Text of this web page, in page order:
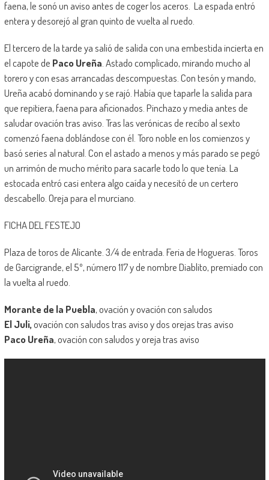
faena, le sonó un aviso antes de coger los aceros. La espada entró
entera y desorejó al gran quinto de vuelta al ruedo.
El tercero de la tarde ya salió de salida con una embestida incierta en
el capote de Paco Ureña . Astado complicado, mirando mucho al
torero y con esas arrancadas descompuestas. Con tesón y mando,
Ureña acabó dominando y se rajó. Había que taparle la salida para
que repitiera, faena para aficionados. Pinchazo y media antes de
saludar ovación tras aviso. Tras las verónicas de recibo al sexto
comenzó faena doblándose con él. Toro noble en los comienzos y
basó series al natural. Con el astado a menos y más parado se pegó
un arrimón de mucho mérito para sacarle todo lo que tenía. La
estocada entró casi entera algo caída y necesitó de un certero
descabello. Oreja para el murciano.
FICHA DEL FESTEJO
Plaza de toros de Alicante. 3/4 de entrada. Feria de Hogueras. Toros
de Garcigrande, el 5º, número 117 y de nombre Diablito, premiado con
la vuelta al ruedo.
Morante de la Puebla, ovación y ovación con saludos
El Juli,ovación con saludos tras aviso y dos orejas tras aviso
Paco Ureña, ovación con saludos y oreja tras aviso